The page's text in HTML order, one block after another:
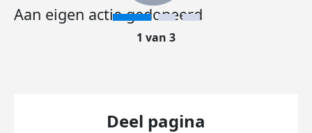
Aan eigen actie gedoneerd
1 van 3
Deel pagina